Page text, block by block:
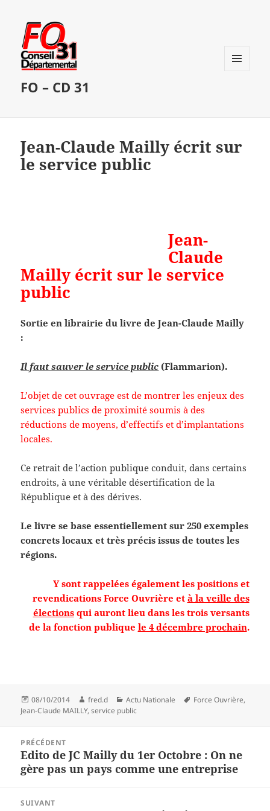
FO – CD 31
Jean-Claude Mailly écrit sur
le service public
Jean-
Claude
Mailly écrit sur le service
public
Sortie en librairie du livre de Jean-Claude Mailly
:
Il faut sauver le service public (Flammarion).
L’objet de cet ouvrage est de montrer les enjeux des
services publics de proximité soumis à des
réductions de moyens, d’effectifs et d’implantations
locales.
Ce retrait de l’action publique conduit, dans certains
endroits, à une véritable désertification de la
République et à des dérives.
Le livre se base essentiellement sur 250 exemples
concrets locaux et très précis issus de toutes les
régions.
Y sont rappelées également les positions et
revendications Force Ouvrière et à la veille des
électionsqui auront lieu dans les trois versants
de la fonction publique le 4 décembre prochain.
Publié
le
08/10/2014 Auteur
fred.d Catégories
Actu Nationale
Mots-
Force Ouvrière,
Jean-Claude MAILLY,service public
l’article
PRÉCÉDENT
Article
précédent :
Edito de JC Mailly du 1er Octobre : On ne
gère pas un pays comme une entreprise
SUIVANT